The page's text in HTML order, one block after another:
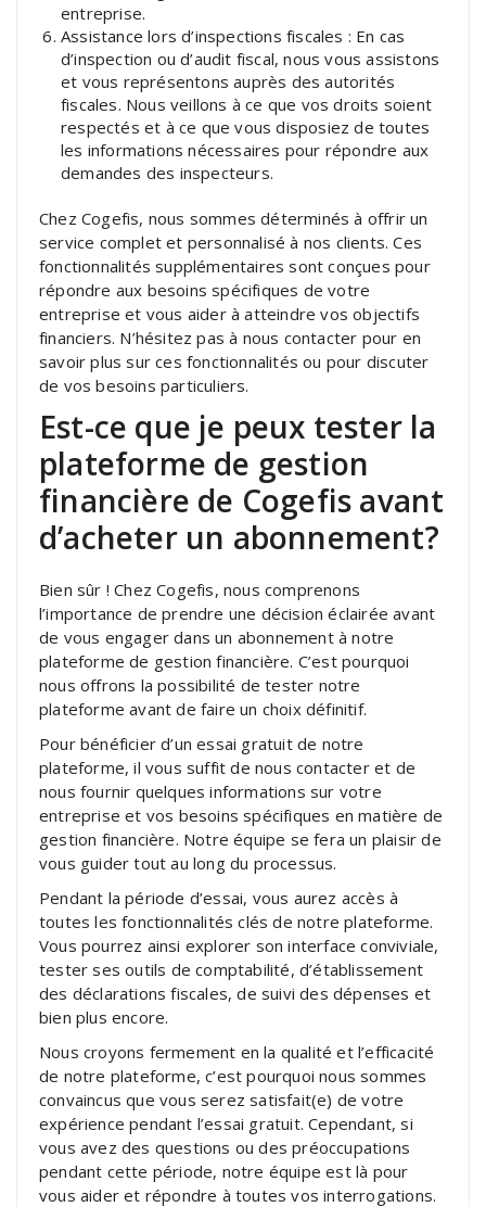
entreprise.
Assistance lors d’inspections fiscales : En cas
d’inspection ou d’audit fiscal, nous vous assistons
et vous représentons auprès des autorités
fiscales. Nous veillons à ce que vos droits soient
respectés et à ce que vous disposiez de toutes
les informations nécessaires pour répondre aux
demandes des inspecteurs.
Chez Cogefis, nous sommes déterminés à offrir un
service complet et personnalisé à nos clients. Ces
fonctionnalités supplémentaires sont conçues pour
répondre aux besoins spécifiques de votre
entreprise et vous aider à atteindre vos objectifs
financiers. N’hésitez pas à nous contacter pour en
savoir plus sur ces fonctionnalités ou pour discuter
de vos besoins particuliers.
Est-ce que je peux tester la
plateforme de gestion
financière de Cogefis avant
d’acheter un abonnement?
Bien sûr ! Chez Cogefis, nous comprenons
l’importance de prendre une décision éclairée avant
de vous engager dans un abonnement à notre
plateforme de gestion financière. C’est pourquoi
nous offrons la possibilité de tester notre
plateforme avant de faire un choix définitif.
Pour bénéficier d’un essai gratuit de notre
plateforme, il vous suffit de nous contacter et de
nous fournir quelques informations sur votre
entreprise et vos besoins spécifiques en matière de
gestion financière. Notre équipe se fera un plaisir de
vous guider tout au long du processus.
Pendant la période d’essai, vous aurez accès à
toutes les fonctionnalités clés de notre plateforme.
Vous pourrez ainsi explorer son interface conviviale,
tester ses outils de comptabilité, d’établissement
des déclarations fiscales, de suivi des dépenses et
bien plus encore.
Nous croyons fermement en la qualité et l’efficacité
de notre plateforme, c’est pourquoi nous sommes
convaincus que vous serez satisfait(e) de votre
expérience pendant l’essai gratuit. Cependant, si
vous avez des questions ou des préoccupations
pendant cette période, notre équipe est là pour
vous aider et répondre à toutes vos interrogations.